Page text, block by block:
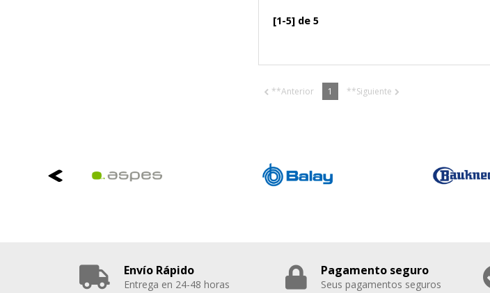
[1-5] de 5
**Anterior 1 **Siguiente
Envío Rápido
Entrega en 24-48 horas
Pagamento seguro
Seus pagamentos seguros